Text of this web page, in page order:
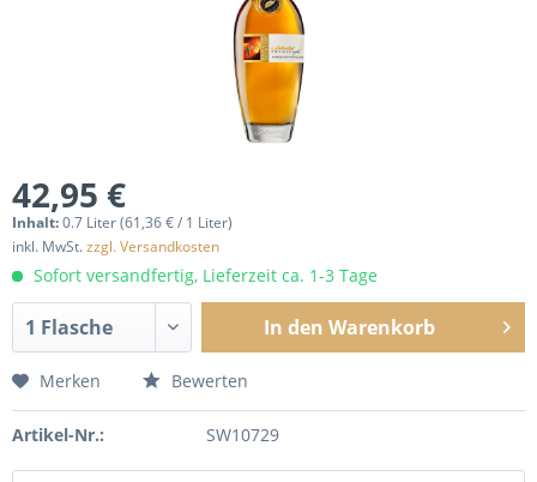
42,95 €
Inhalt:0.7 Liter (61,36 € / 1 Liter)
inkl. MwSt.zzgl. Versandkosten
Sofort versandfertig, Lieferzeit ca. 1-3 Tage
In den Warenkorb
Merken Bewerten
Artikel-Nr.: SW10729